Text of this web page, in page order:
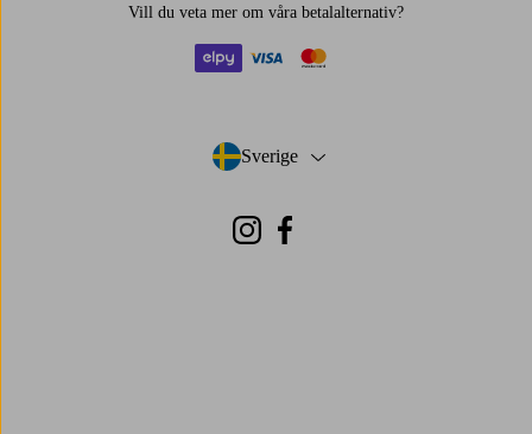
Vill du veta mer om våra betalalternativ?
Sverige
- Välj land